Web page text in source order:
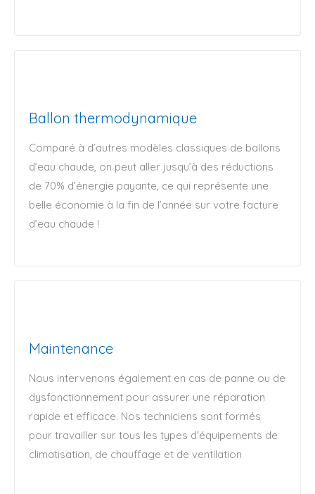
Ballon thermodynamique
Comparé à d’autres modèles classiques de ballons
d’eau chaude, on peut aller jusqu’à des réductions
de 70% d’énergie payante, ce qui représente une
belle économie à la fin de l’année sur votre facture
d’eau chaude !
Maintenance
Nous intervenons également en cas de panne ou de
dysfonctionnement pour assurer une réparation
rapide et efficace. Nos techniciens sont formés
pour travailler sur tous les types d'équipements de
climatisation, de chauffage et de ventilation